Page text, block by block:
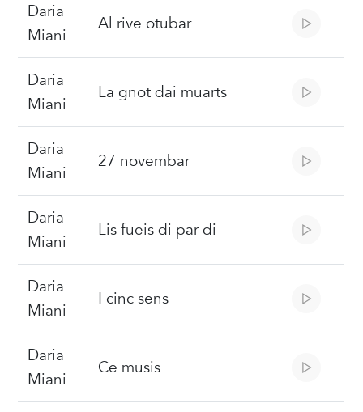
Daria
Miani
Al rive otubar
Daria
Miani
La gnot dai muarts
Daria
Miani
27 novembar
Daria
Miani
Lis fueis di par di
Daria
Miani
I cinc sens
Daria
Miani
Ce musis